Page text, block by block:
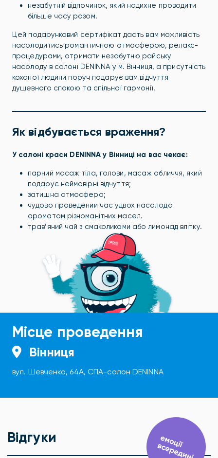
незабутній відпочинок, який надихне проводити
більше часу разом.
Цей подарунковий сертифікат дасть вам можливість
насолодитись романтичною атмосферою, релакс-
процедурами, отримати незабутню райську
насолоду в салоні DENINNA у м. Вінниця, а присутність
коханої людини поруч подарує вам відчуття
душевного спокою та спільної гармонії.
Як відбувається враження?
У салоні краси DENINNA у Вінниці на вас чекає:
парний масаж тіла, голови, масаж обличчя, який
подарує неймовірні відчуття;
затишна атмосфера;
чудово проведений час удвох насолода
ароматом різноманітних масел.
трав’яний чай з смаколиками або лимонад влітку.
Місце проведення
Вінниця
вул. Шевченка, 64А, СПА-салон DENINNA
Відгуки